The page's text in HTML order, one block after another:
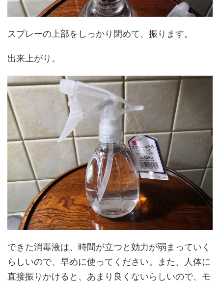
スプレーの上部をしっかり閉めて、振ります。
出来上がり。
できた消毒液は、時間が立つと効力が弱まっていく
らしいので、早めに使ってください。また、人体に
直接振りかけると、あまり良くないらしいので、モ